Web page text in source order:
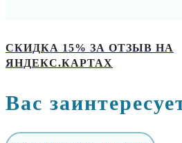
СКИДКА 15% ЗА ОТЗЫВ НА
ЯНДЕКС.КАРТАХ
Вас